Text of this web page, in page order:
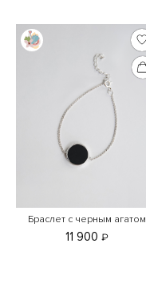
Браслет с черным агатом
11 900₽